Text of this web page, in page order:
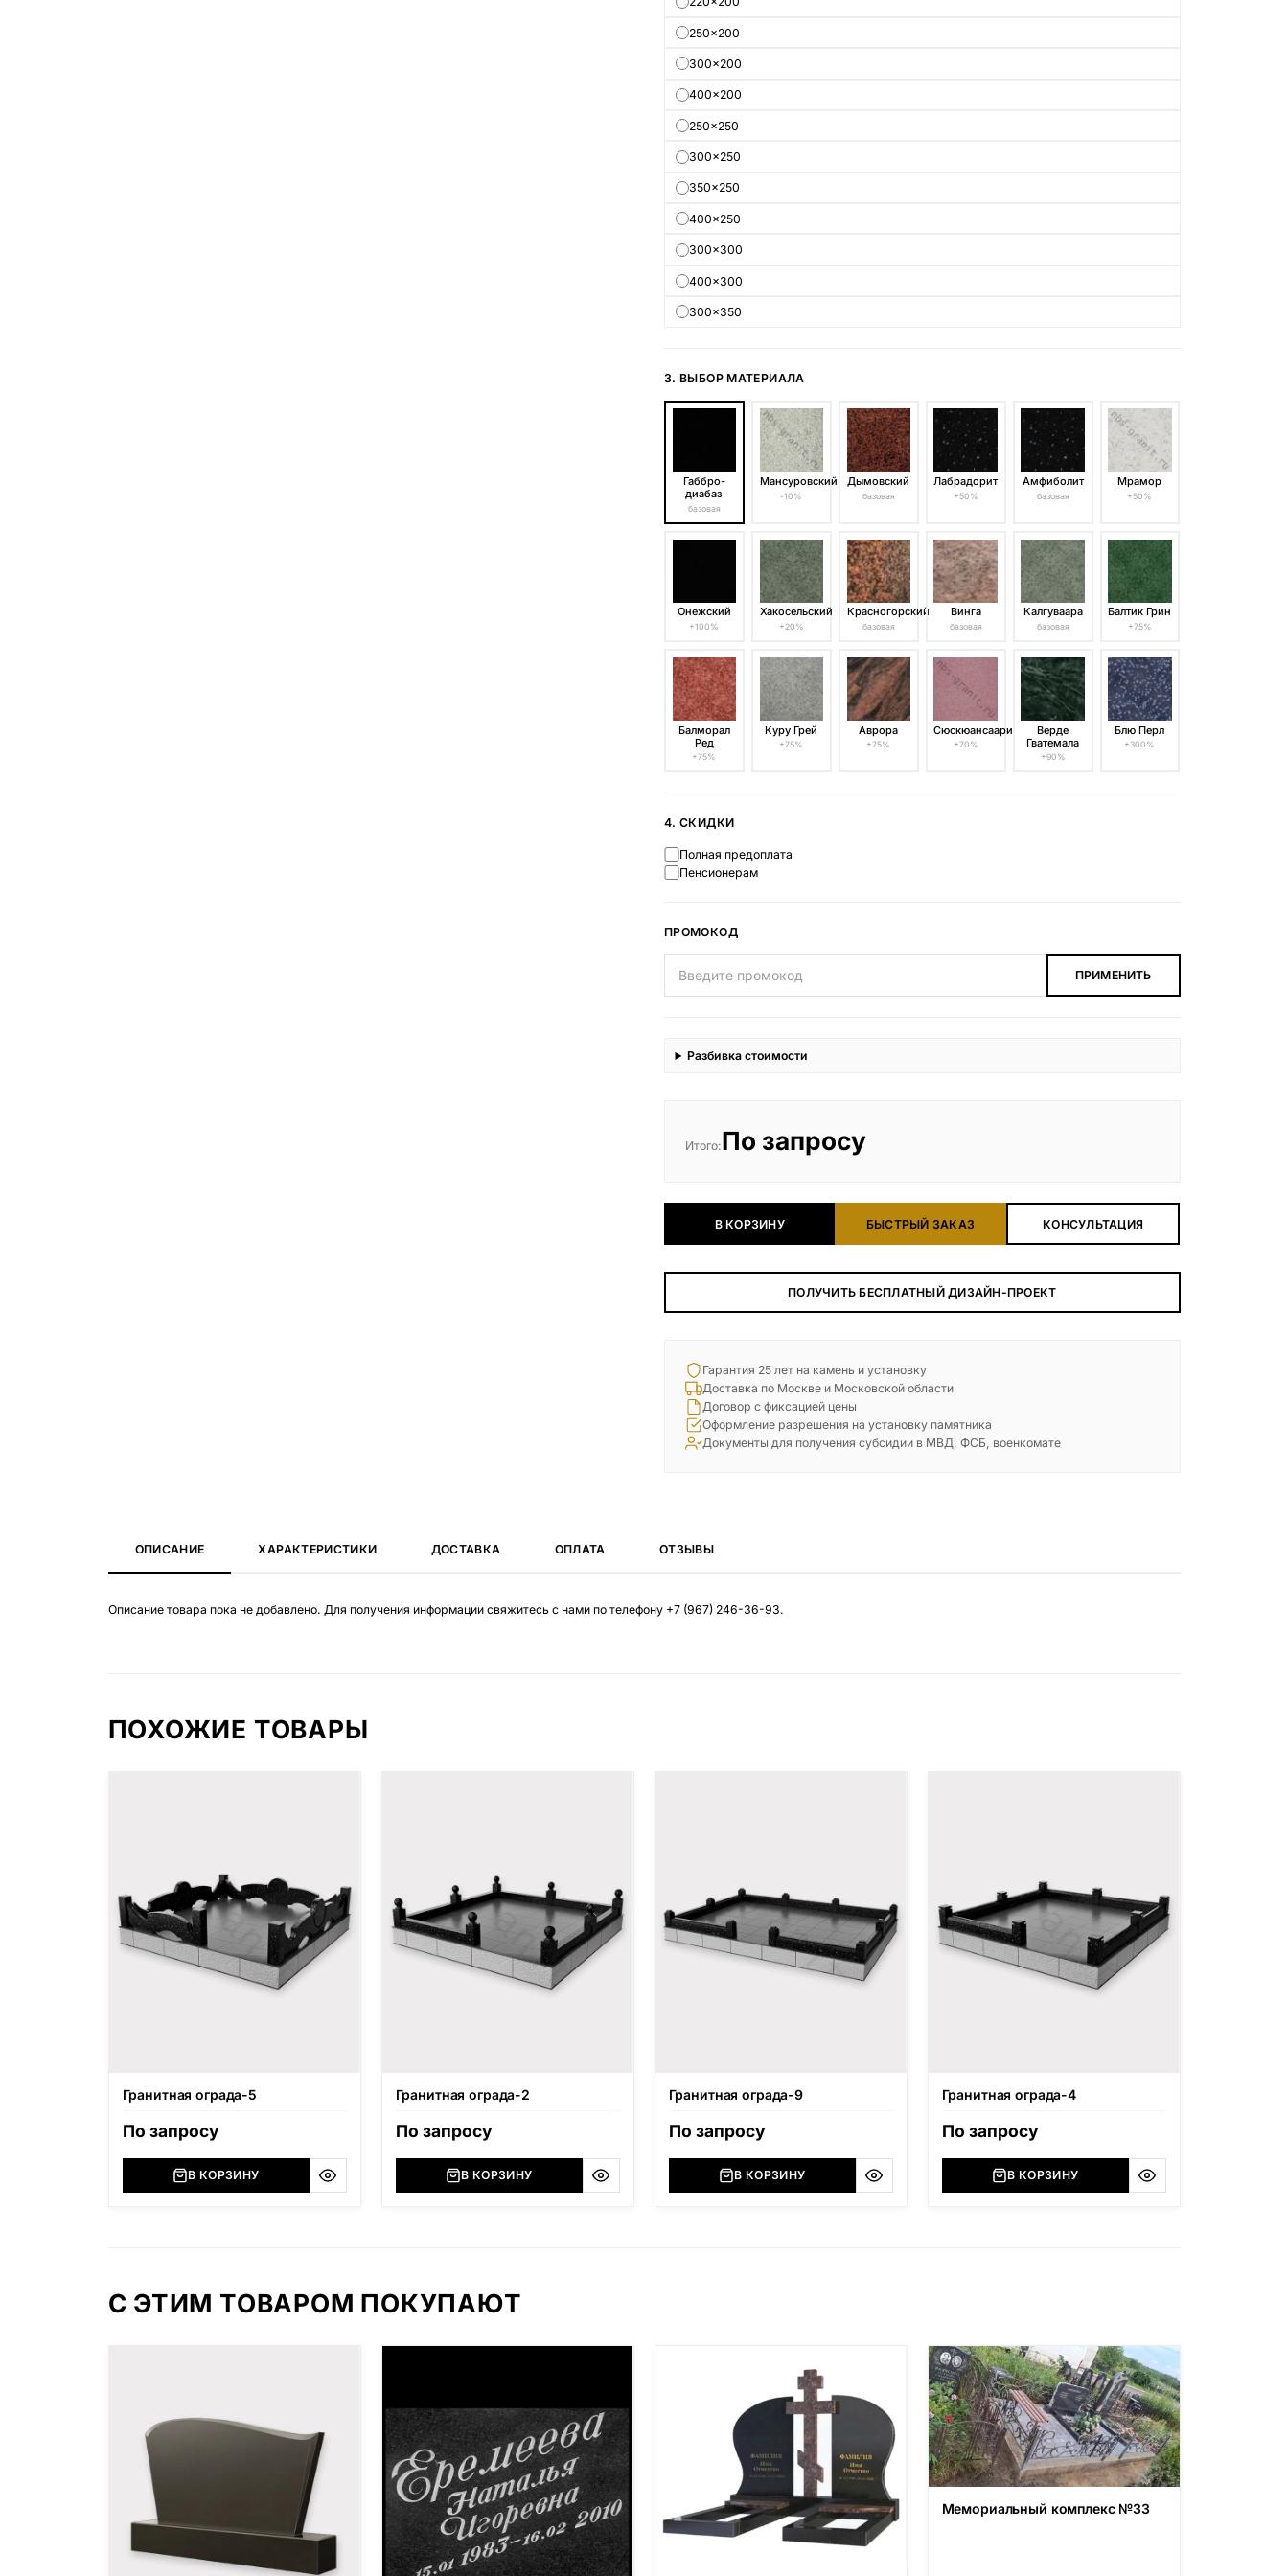
250×200
300×200
400×200
250×250
300×250
350×250
400×250
300×300
400×300
300×350
3. ВЫБОР МАТЕРИАЛА
Габбро-
диабаз
базовая
Мансуровский
-10%
Дымовский
базовая
Лабрадорит
+50%
Амфиболит
базовая
Мрамор
+50%
Онежский
+100%
Хакосельский
+20%
Красногорский
базовая
Винга
базовая
Калгуваара
базовая
Балтик Грин
+75%
Балморал
Ред
+75%
Куру Грей
+75%
Аврора
+75%
Сюскюансаари
+70%
Верде
Гватемала
+90%
Блю Перл
+300%
4. СКИДКИ
Полная предоплата
Пенсионерам
ПРОМОКОД
ПРИМЕНИТЬ
Разбивка стоимости
Итого:По запросу
В КОРЗИНУ БЫСТРЫЙ ЗАКАЗ КОНСУЛЬТАЦИЯ
ПОЛУЧИТЬ БЕСПЛАТНЫЙ ДИЗАЙН-ПРОЕКТ
Гарантия 25 лет на камень и установку
Доставка по Москве и Московской области
Договор с фиксацией цены
Оформление разрешения на установку памятника
Документы для получения субсидии в МВД, ФСБ, военкомате
ОПИСАНИЕ ХАРАКТЕРИСТИКИ ДОСТАВКА ОПЛАТА ОТЗЫВЫ
Описание товара пока не добавлено. Для получения информации свяжитесь с нами по телефону +7 (967) 246-36-93.
ПОХОЖИЕ ТОВАРЫ
Гранитная ограда-5
По запросу
В КОРЗИНУ
Гранитная ограда-2
По запросу
В КОРЗИНУ
Гранитная ограда-9
По запросу
В КОРЗИНУ
Гранитная ограда-4
По запросу
В КОРЗИНУ
С ЭТИМ ТОВАРОМ ПОКУПАЮТ
Мемориальный комплекс №33